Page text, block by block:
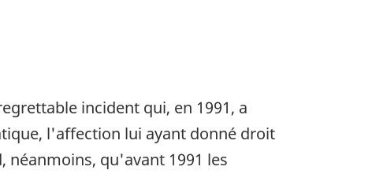
incident qui, en 1991, a
l'affection lui ayant donné droit
néanmoins, qu'avant 1991 les